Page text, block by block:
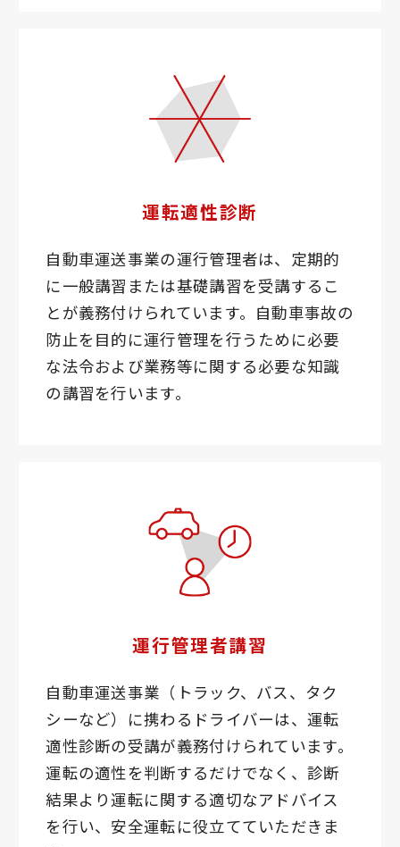
運転適性診断
自動車運送事業の運行管理者は、定期的
に一般講習または基礎講習を受講するこ
とが義務付けられています。自動車事故の
防止を目的に運行管理を行うために必要
な法令および業務等に関する必要な知識
の講習を行います。
運行管理者講習
自動車運送事業（トラック、バス、タク
シーなど）に携わるドライバーは、運転
適性診断の受講が義務付けられています。
運転の適性を判断するだけでなく、診断
結果より運転に関する適切なアドバイス
を行い、安全運転に役立てていただきま